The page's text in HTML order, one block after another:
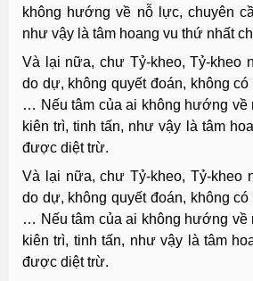
không hướng về nỗ lực, chuyên
như vậy là tâm hoang vu thứ nhất
Và lại nữa, chư Tỷ-kheo, Tỷ-kheo
do dự, không quyết đoán, không
… Nếu tâm của ai không hướng về
kiên trì, tinh tấn, như vậy là tâm
được diệt trừ.
Và lại nữa, chư Tỷ-kheo, Tỷ-kheo
do dự, không quyết đoán, không
… Nếu tâm của ai không hướng về
kiên trì, tinh tấn, như vậy là tâm
được diệt trừ.